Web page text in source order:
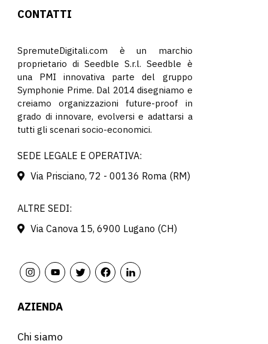
CONTATTI
SpremuteDigitali.com è un marchio
proprietario di Seedble S.r.l. Seedble è
una PMI innovativa parte del gruppo
Symphonie Prime. Dal 2014 disegniamo e
creiamo organizzazioni future-proof in
grado di innovare, evolversi e adattarsi a
tutti gli scenari socio-economici.
SEDE LEGALE E OPERATIVA:
Via Prisciano, 72 - 00136 Roma (RM)
ALTRE SEDI:
Via Canova 15, 6900 Lugano (CH)
AZIENDA
Chi siamo